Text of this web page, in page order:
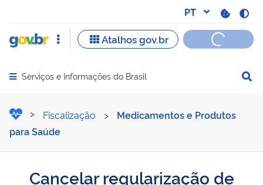
Abrir menu principal de navegação
Serviços e Informações do Brasil
Cancelar regularização
Fiscalização >
Medicamentos e Produtos
para Saúde
Cancelar regularização de